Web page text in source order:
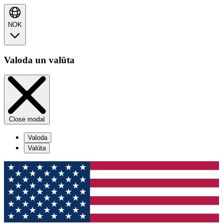
NOK
Valoda un valūta
Close modal
Valoda
Valūta